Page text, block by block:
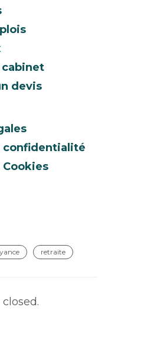
cabinet
devis
confidentialité
retraite